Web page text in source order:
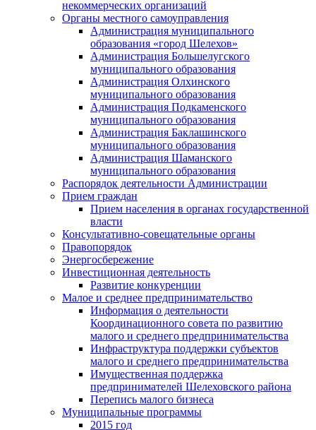
некоммерческих организаций
Органы местного самоуправления
Администрация муниципального
образования «город Шелехов»
Администрация Большелугского
муниципального образования
Администрация Олхинского
муниципального образования
Администрация Подкаменского
муниципального образования
Администрация Баклашинского
муниципального образования
Администрация Шаманского
муниципального образования
Распорядок деятельности Администрации
Прием граждан
Прием населения в органах государственной
власти
Консультативно-совещательные органы
Правопорядок
Энергосбережение
Инвестиционная деятельность
Развитие конкуренции
Малое и среднее предпринимательство
Информация о деятельности
Координационного совета по развитию
малого и среднего предпринимательства
Инфраструктура поддержки субъектов
малого и среднего предпринимательства
Имущественная поддержка
предпринимателей Шелеховского района
Перепись малого бизнеса
Муниципальные программы
2015 год